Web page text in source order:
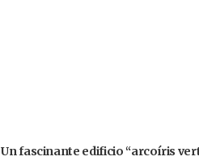
Un fascinante edificio “arcoíris